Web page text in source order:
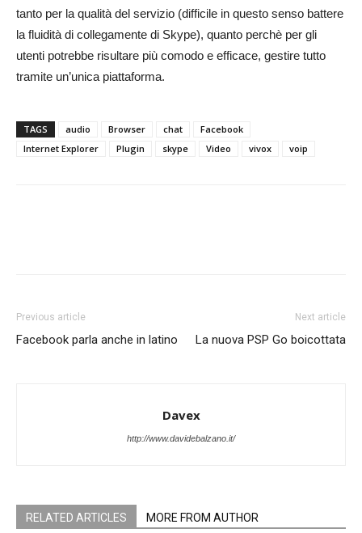
tanto per la qualità del servizio (difficile in questo senso battere
la fluidità di collegamente di Skype), quanto perchè per gli
utenti potrebbe risultare più comodo e efficace, gestire tutto
tramite un’unica piattaforma.
TAGS audio Browser chat
Facebook
Internet Explorer
Plugin skype Video vivox voip
Previous article
Facebook parla anche in latino
Next article
La nuova PSP Go boicottata
Davex
http://www.davidebalzano.it/
RELATED ARTICLES MORE FROM AUTHOR